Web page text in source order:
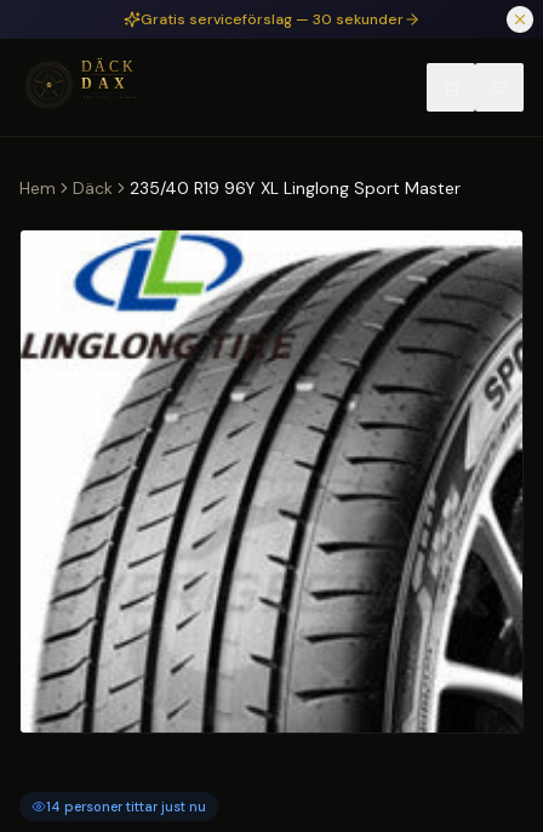
Hoppa till huvudinnehållGratis serviceförslag — 30 sekunder
Hem Däck 235/40 R19 96Y XL Linglong Sport Master
14 personer tittar just nu